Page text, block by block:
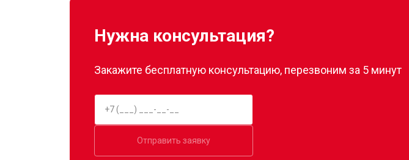
Нужна консультация?
Закажите бесплатную консультацию, перезвоним за 5 минут
Отправить заявку